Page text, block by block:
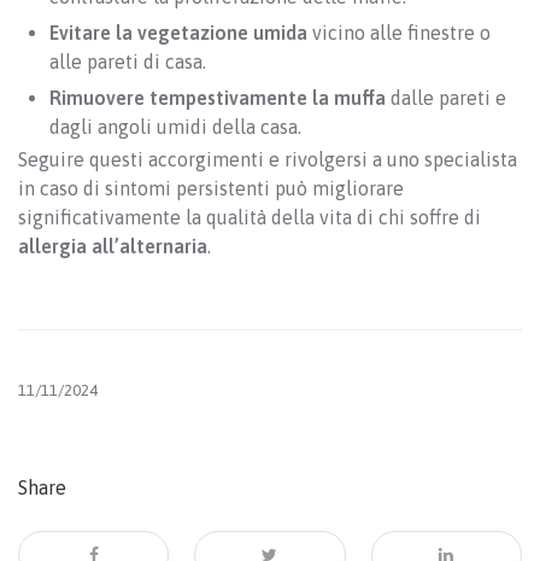
Evitare la vegetazione umida vicino alle finestre o
alle pareti di casa.
Rimuovere tempestivamente la muffa dalle pareti e
dagli angoli umidi della casa.
Seguire questi accorgimenti e rivolgersi a uno specialista
in caso di sintomi persistenti può migliorare
significativamente la qualità della vita di chi soffre di
allergia all’alternaria.
11/11/2024
Share